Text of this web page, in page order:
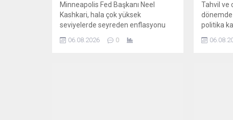
Minneapolis Fed Başkanı Neel
Kashkari, hala çok yüksek
seviyelerde seyreden enflasyonu
dizginlemek için ABD merkez
bankasının faiz oranlarını şimdiden
06.08.2026 0
Tahvil ve
dönemde
politika
sat'
almayı